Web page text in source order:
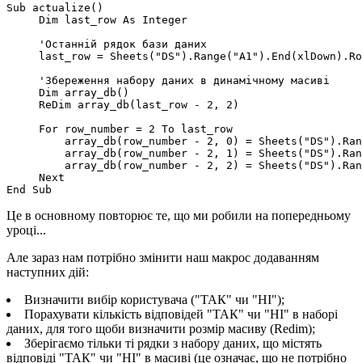
Sub actualize()
     Dim last_row As Integer
     'Останній рядок бази даних
last_row =
     'Збереження набору даних в динамічному масиві
     Dim array_db()
     ReDim array_db(last_row - 2, 2)
     For row_number = 2 To last_row
array_db(row_number - 2, 0) =
array_db(row_number - 2, 1) =
array_db(row_number - 2, 2) =
     Next
Це в основному повторює те, що ми робили на попередньому
уроці...
Але зараз нам потрібно змінити наш макрос додаванням
наступних дій:
Визначити вибір користувача ("ТАК" чи "НІ");
Порахувати кількість відповідей "ТАК" чи "НІ" в наборі
даних, для того щоби визначити розмір масиву (Redim);
Зберігаємо тільки ті рядки з набору даних, що містять
відповіді "ТАК" чи "НІ" в масиві (це означає, що не потрібно